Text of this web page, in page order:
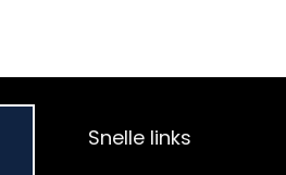
Snelle links